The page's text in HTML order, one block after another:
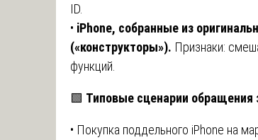
ID.
• iPhone, собранные из
(«конструкторы»). Признаки:
функций.
🟩 Типовые сценарии обращения
• Покупка поддельного iPhone на